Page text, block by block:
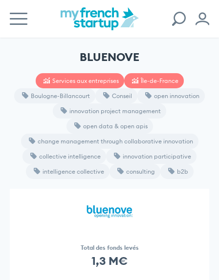
BLUENOVE
Services aux entreprises Île-de-France
Boulogne-Billancourt Conseil open innovation
innovation project management
open data & open apis
change management through collaborative innovation
collective intelligence innovation participative
intelligence collective consulting b2b
Total des fonds levés
1,3 M€